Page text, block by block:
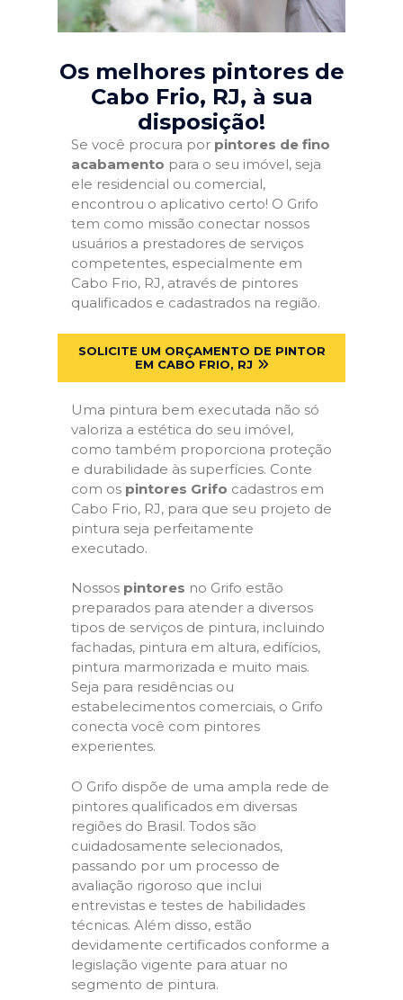
Os melhores pintores de
Cabo Frio, RJ, à sua
disposição!
Se você procura por pintores de fino
acabamento para o seu imóvel, seja
ele residencial ou comercial,
encontrou o aplicativo certo! O Grifo
tem como missão conectar nossos
usuários a prestadores de serviços
competentes, especialmente em
Cabo Frio, RJ, através de pintores
qualificados e cadastrados na região.
SOLICITE UM ORÇAMENTO DE PINTOR
EM CABO FRIO, RJ
Uma pintura bem executada não só
valoriza a estética do seu imóvel,
como também proporciona proteção
e durabilidade às superfícies. Conte
com os pintores Grifo cadastros em
Cabo Frio, RJ, para que seu projeto de
pintura seja perfeitamente
executado.
Nossos pintores no Grifo estão
preparados para atender a diversos
tipos de serviços de pintura, incluindo
fachadas, pintura em altura, edifícios,
pintura marmorizada e muito mais.
Seja para residências ou
estabelecimentos comerciais, o Grifo
conecta você com pintores
experientes.
O Grifo dispõe de uma ampla rede de
pintores qualificados em diversas
regiões do Brasil. Todos são
cuidadosamente selecionados,
passando por um processo de
avaliação rigoroso que inclui
entrevistas e testes de habilidades
técnicas. Além disso, estão
devidamente certificados conforme a
legislação vigente para atuar no
segmento de pintura.